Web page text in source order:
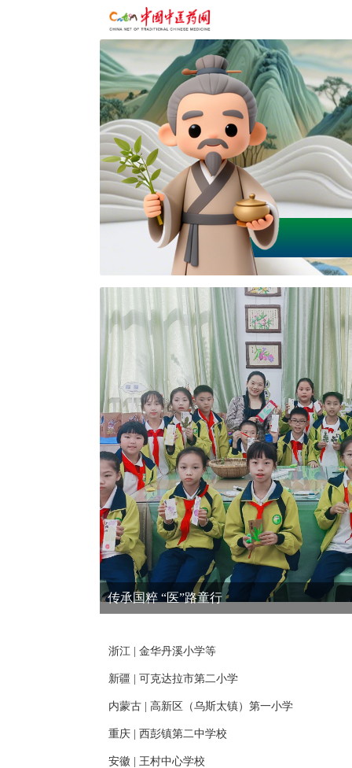
传承国粹 “医”路童行
浙江 | 金华丹溪小学等
新疆 | 可克达拉市第二小学
内蒙古 | 高新区（乌斯太镇）第一小学
重庆 | 西彭镇第二中学校
安徽 | 王村中心学校